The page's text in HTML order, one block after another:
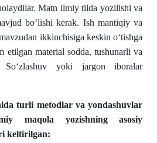
Matn ilmiy tilda yozilishi va
boʻlishi kerak. Ish mantiqiy va
ikkinchisiga keskin oʻtishga
etilgan material sodda, tushunarli va
yoki jargon iboralar
turli metodlar va yondashuvlar
maqola yozishning asosiy
keltirilgan: